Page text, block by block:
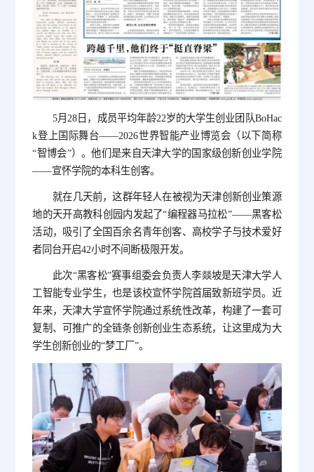
5月28日，成员平均年龄22岁的大学生创业团队BoHac
k登上国际舞台——2026世界智能产业博览会（以下简称
“智博会”）。他们是来自天津大学的国家级创新创业学院
——宣怀学院的本科生创客。
就在几天前，这群年轻人在被视为天津创新创业策源
地的天开高教科创园内发起了“编程器马拉松”——黑客松
活动，吸引了全国百余名青年创客、高校学子与技术爱好
者同台开启42小时不间断极限开发。
此次“黑客松”赛事组委会负责人李燚坡是天津大学人
工智能专业学生，也是该校宣怀学院首届致新班学员。近
年来，天津大学宣怀学院通过系统性改革，构建了一套可
复制、可推广的全链条创新创业生态系统，让这里成为大
学生创新创业的“梦工厂”。